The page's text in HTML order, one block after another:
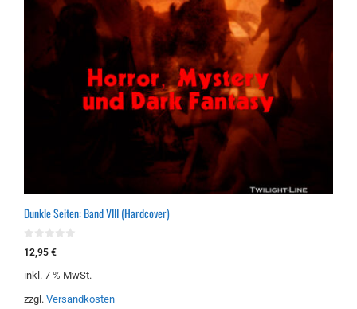
Dunkle Seiten: Band VIII (Hardcover)
0
v
n
12,95 €
inkl. 7 % MwSt.
zzgl. Versandkosten